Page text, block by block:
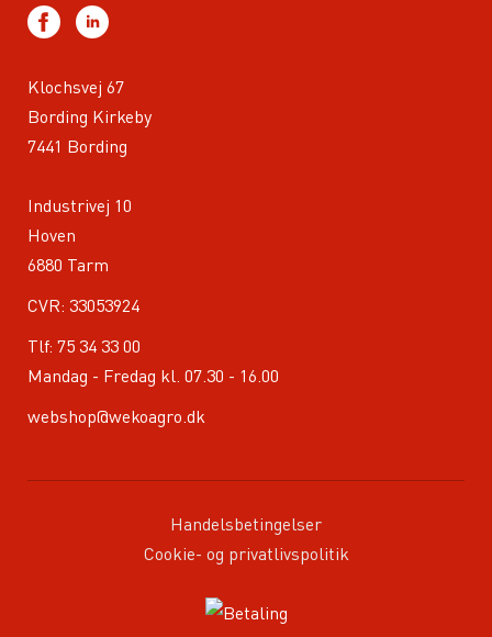
Klochsvej 67
Bording Kirkeby
7441 Bording
Industrivej 10
Hoven
6880 Tarm
CVR: 33053924
Tlf: 75 34 33 00
Mandag - Fredag kl. 07.30 - 16.00
webshop@wekoagro.dk
Handelsbetingelser
Cookie- og privatlivspolitik